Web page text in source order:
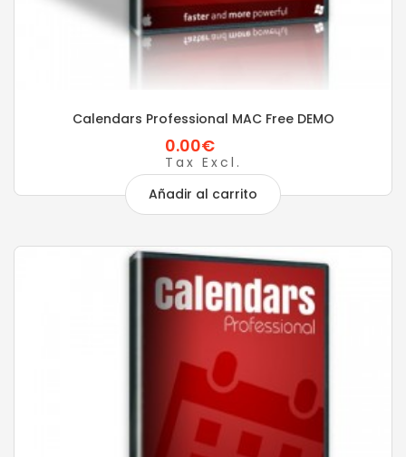
Calendars Professional MAC Free DEMO
0.00€
Tax Excl.
Añadir al carrito